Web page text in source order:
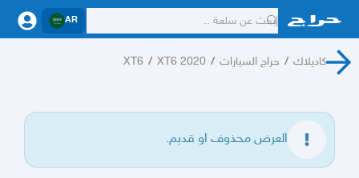
AR
كاديلاك / حراج السيارات /
XT6 2020
/
XT6
العرض محذوف او قديم.